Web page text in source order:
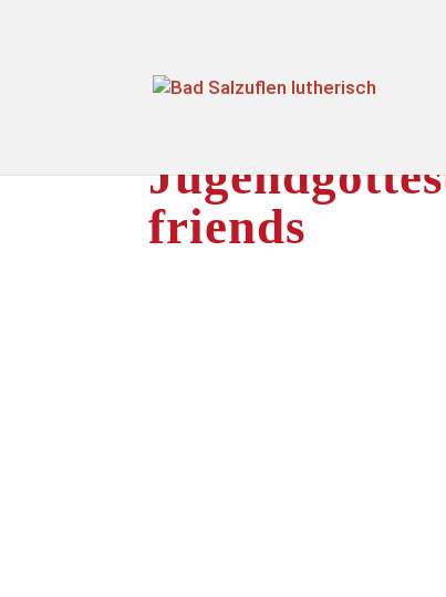
friends